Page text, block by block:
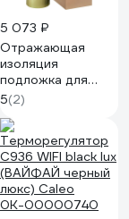
5 073 ₽
Отражающая
изоляция
подложка для
теплого пола
Multifoil 4мм,
рулон 18 м2 21004
5(2)